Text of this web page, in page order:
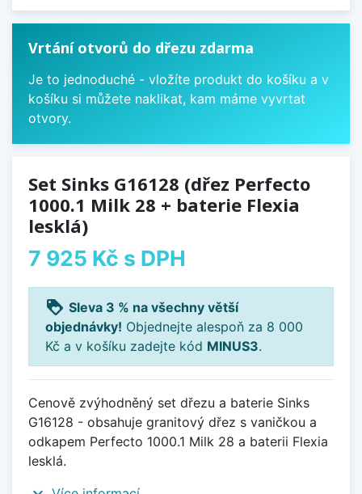
Vrtání otvorů do dřezu zdarma
Je to jednoduché - vložíte produkt do košíku a v
košíku si můžete naklikat, kam máme vyvrtat
otvory.
Set Sinks G16128 (dřez Perfecto
1000.1 Milk 28 + baterie Flexia
lesklá)
7 925 Kč s DPH
loyalty Sleva 3 % na všechny větší
objednávky! Objednejte alespoň za 8 000
Kč a v košíku zadejte kód MINUS3.
Cenově zvýhodněný set dřezu a baterie Sinks
G16128 - obsahuje granitový dřez s vaničkou a
odkapem Perfecto 1000.1 Milk 28 a baterii Flexia
lesklá.